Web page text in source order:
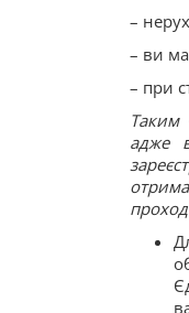
–
– ви
– при
Таким
адже